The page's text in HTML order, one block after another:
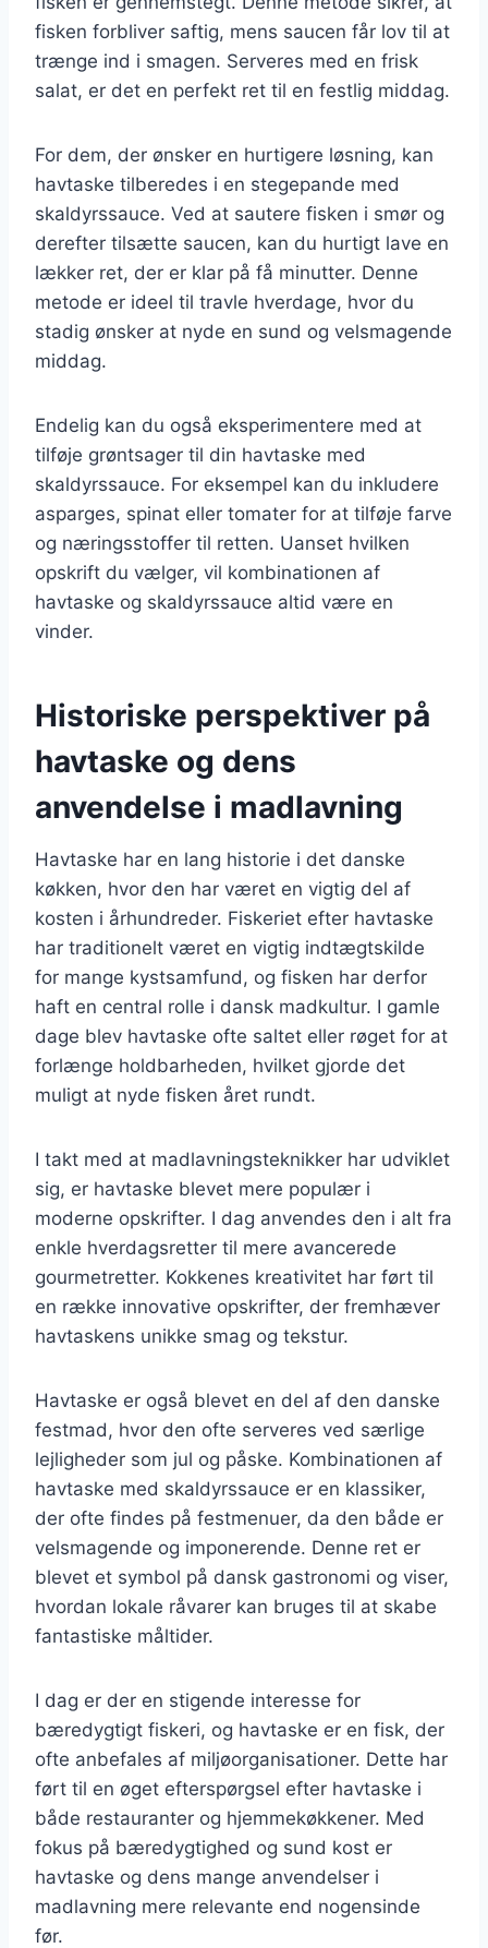
fisken forbliver saftig, mens saucen får lov til at
trænge ind i smagen. Serveres med en frisk
salat, er det en perfekt ret til en festlig middag.
For dem, der ønsker en hurtigere løsning, kan
havtaske tilberedes i en stegepande med
skaldyrssauce. Ved at sautere fisken i smør og
derefter tilsætte saucen, kan du hurtigt lave en
lækker ret, der er klar på få minutter. Denne
metode er ideel til travle hverdage, hvor du
stadig ønsker at nyde en sund og velsmagende
middag.
Endelig kan du også eksperimentere med at
tilføje grøntsager til din havtaske med
skaldyrssauce. For eksempel kan du inkludere
asparges, spinat eller tomater for at tilføje farve
og næringsstoffer til retten. Uanset hvilken
opskrift du vælger, vil kombinationen af
havtaske og skaldyrssauce altid være en
vinder.
Historiske perspektiver på
havtaske og dens
anvendelse i madlavning
Havtaske har en lang historie i det danske
køkken, hvor den har været en vigtig del af
kosten i århundreder. Fiskeriet efter havtaske
har traditionelt været en vigtig indtægtskilde
for mange kystsamfund, og fisken har derfor
haft en central rolle i dansk madkultur. I gamle
dage blev havtaske ofte saltet eller røget for at
forlænge holdbarheden, hvilket gjorde det
muligt at nyde fisken året rundt.
I takt med at madlavningsteknikker har udviklet
sig, er havtaske blevet mere populær i
moderne opskrifter. I dag anvendes den i alt fra
enkle hverdagsretter til mere avancerede
gourmetretter. Kokkenes kreativitet har ført til
en række innovative opskrifter, der fremhæver
havtaskens unikke smag og tekstur.
Havtaske er også blevet en del af den danske
festmad, hvor den ofte serveres ved særlige
lejligheder som jul og påske. Kombinationen af
havtaske med skaldyrssauce er en klassiker,
der ofte findes på festmenuer, da den både er
velsmagende og imponerende. Denne ret er
blevet et symbol på dansk gastronomi og viser,
hvordan lokale råvarer kan bruges til at skabe
fantastiske måltider.
I dag er der en stigende interesse for
bæredygtigt fiskeri, og havtaske er en fisk, der
ofte anbefales af miljøorganisationer. Dette har
ført til en øget efterspørgsel efter havtaske i
både restauranter og hjemmekøkkener. Med
fokus på bæredygtighed og sund kost er
havtaske og dens mange anvendelser i
madlavning mere relevante end nogensinde
før.